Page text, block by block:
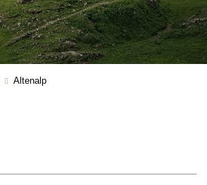
Altenalp